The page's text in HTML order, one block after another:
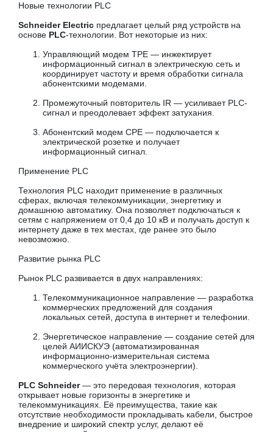
Новые технологии PLC
Schneider Electric предлагает целый ряд устройств на
основе PLC-технологии. Вот некоторые из них:
Управляющий модем ТРЕ — инжектирует
информационный сигнал в электрическую сеть и
координирует частоту и время обработки сигнала
абонентскими модемами.
Промежуточный повторитель IR — усиливает PLC-
сигнал и преодолевает эффект затухания.
Абонентский модем СРЕ — подключается к
электрической розетке и получает
информационный сигнал.
Применение PLC
Технология PLC находит применение в различных
сферах, включая телекоммуникации, энергетику и
домашнюю автоматику. Она позволяет подключаться к
сетям с напряжением от 0,4 до 10 кВ и получать доступ к
интернету даже в тех местах, где ранее это было
невозможно.
Развитие рынка PLC
Рынок PLC развивается в двух направлениях:
Телекоммуникационное направление — разработка
коммерческих предложений для создания
локальных сетей, доступа в интернет и телефонии.
Энергетическое направление — создание сетей для
целей АИИСКУЭ (автоматизированная
информационно-измерительная система
коммерческого учёта электроэнергии).
PLC Schneider— это передовая технология, которая
открывает новые горизонты в энергетике и
телекоммуникациях. Её преимущества, такие как
отсутствие необходимости прокладывать кабели, быстрое
внедрение и широкий спектр услуг, делают её